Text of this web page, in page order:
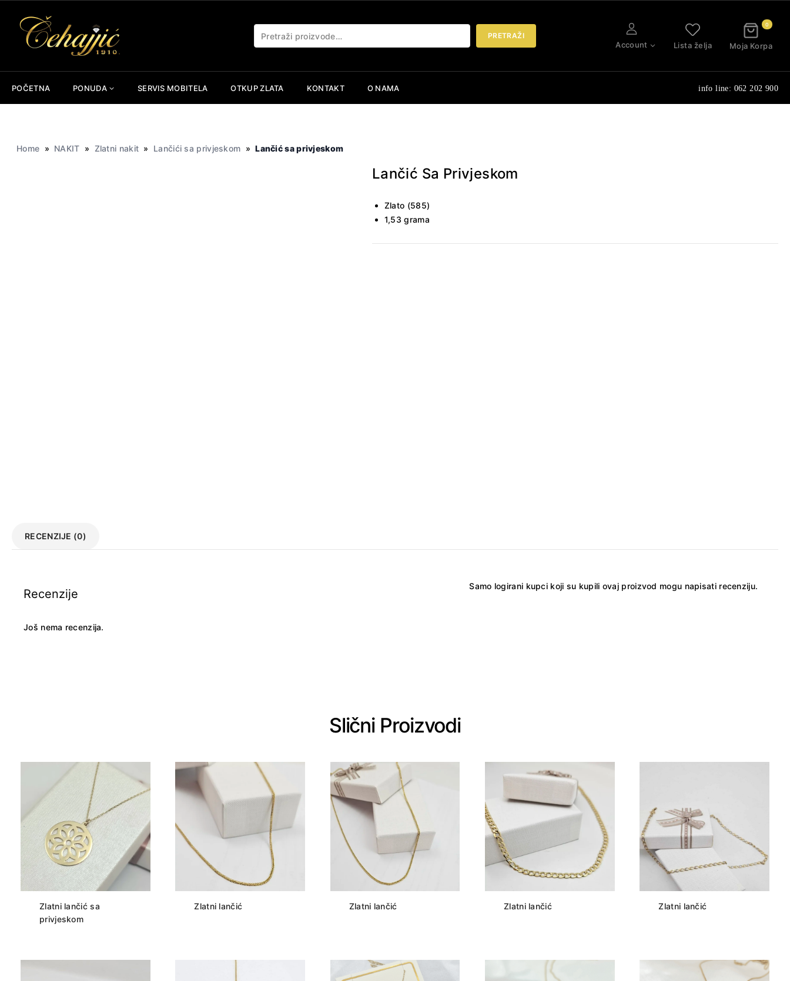
content
PRETRAŽI
Account Lista želja
0
Moja Korpa
POČETNA PONUDA SERVIS MOBITELA OTKUP ZLATA KONTAKT O NAMA info line: 062 202 900
Home » NAKIT » Zlatni nakit » Lančići sa privjeskom » Lančić sa privjeskom
Lančić Sa Privjeskom
Zlato (585)
1,53 grama
RECENZIJE (0)
Recenzije
Još nema recenzija.
Samo logirani kupci koji su kupili ovaj proizvod mogu napisati recenziju.
Slični Proizvodi
Zlatni lančić sa
privjeskom
Zlatni lančić Zlatni lančić Zlatni lančić Zlatni lančić